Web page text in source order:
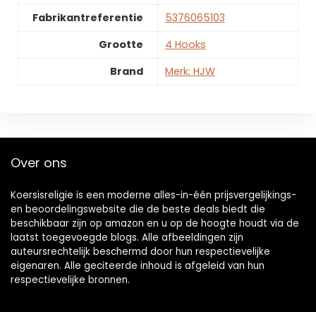
Fabrikantreferentie
‎5376065103
Grootte
‎4 Hooks
Brand
Merk: HJW
Over ons
Koersisreligie is een moderne alles-in-één prijsvergelijkings-
en beoordelingswebsite die de beste deals biedt die
beschikbaar zijn op amazon en u op de hoogte houdt via de
laatst toegevoegde blogs. Alle afbeeldingen zijn
auteursrechtelijk beschermd door hun respectievelijke
eigenaren. Alle geciteerde inhoud is afgeleid van hun
respectievelijke bronnen.